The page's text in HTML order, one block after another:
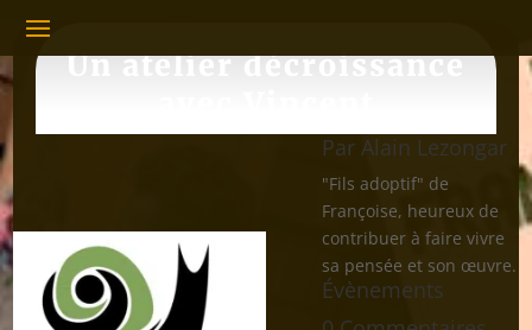
Un atelier décroissance
ParAlain Lezongar
"Fils adoptif" de
Françoise, heureux de
contribuer à faire vivre
sa pensée et son œuvre.
Évènements